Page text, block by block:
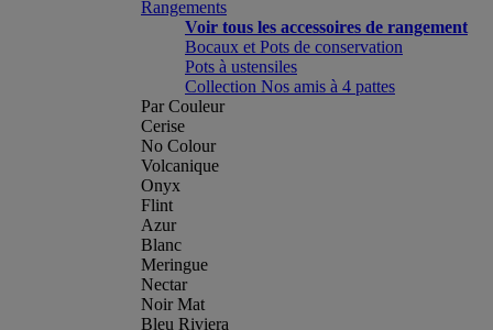
Rangements
Voir tous les accessoires de rangement
Bocaux et Pots de conservation
Pots à ustensiles
Collection Nos amis à 4 pattes
Par Couleur
Cerise
No Colour
Volcanique
Onyx
Flint
Azur
Blanc
Meringue
Nectar
Noir Mat
Bleu Riviera